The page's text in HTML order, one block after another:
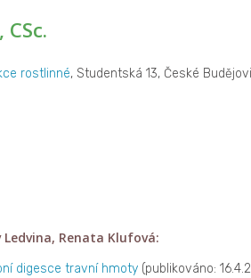
rostlinné, Studentská 13, České
Renata Klufová:
digesce travní hmoty(publikováno: